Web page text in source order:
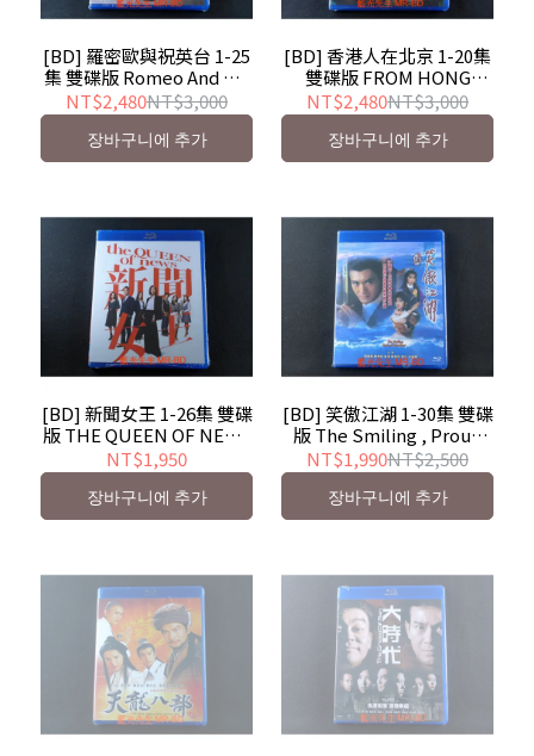
[BD] 羅密歐與祝英台 1-25
集 雙碟版 Romeo And His
Butterfly Lover - 香港
TVB影集
NT$2,480NT$3,000
장바구니에 추가
[BD] 香港人在北京 1-20集
雙碟版 FROM HONG
KONG TO BEIJING - 香港
TVB影集
NT$2,480NT$3,000
장바구니에 추가
[BD] 新聞女王 1-26集 雙碟
版 THE QUEEN OF NEWS
- 香港TVB影集
NT$1,950
장바구니에 추가
[BD] 笑傲江湖 1-30集 雙碟
版 The Smiling , Proud
Wanderer - 香港TVB影集
NT$1,990NT$2,500
장바구니에 추가